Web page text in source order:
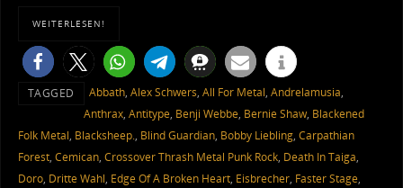
WEITERLESEN!
TAGGED Abbath, Alex Schwers, All For Metal, Andrelamusia,
Anthrax, Antitype, Benji Webbe, Bernie Shaw, Blackened
Folk Metal, Blacksheep., Blind Guardian, Bobby Liebling, Carpathian
Forest, Cemican, Crossover Thrash Metal Punk Rock, Death In Taiga,
Doro, Dritte Wahl, Edge Of A Broken Heart, Eisbrecher, Faster Stage,